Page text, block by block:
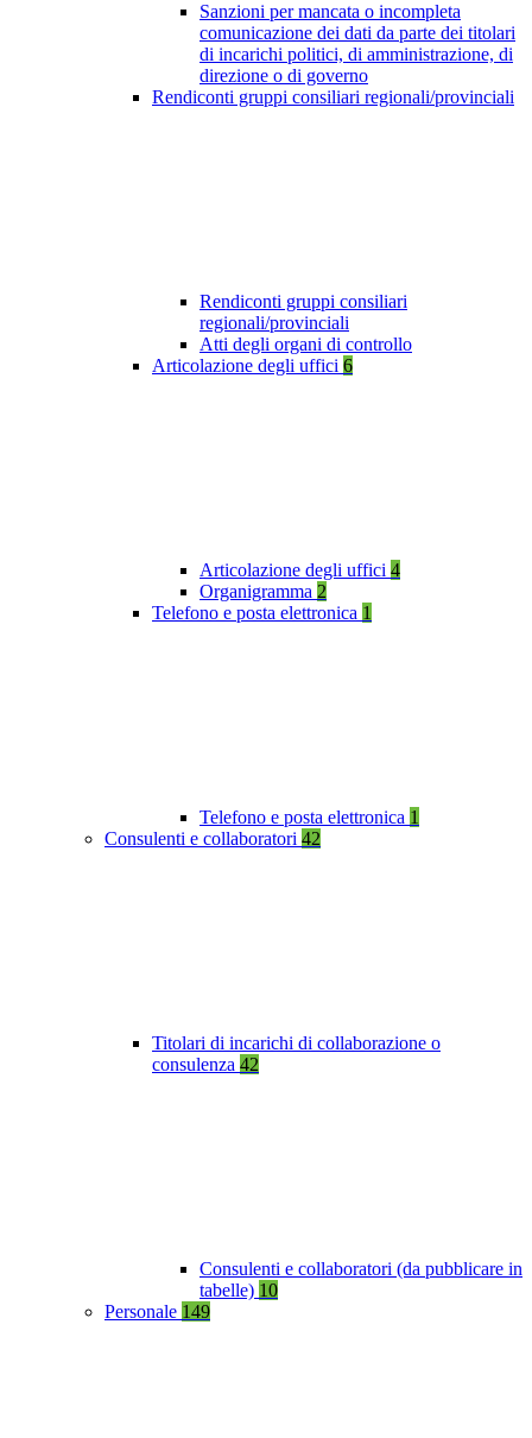
Sanzioni per mancata o incompleta
comunicazione dei dati da parte dei titolari
di incarichi politici, di amministrazione, di
direzione o di governo
Rendiconti gruppi consiliari regionali/provinciali
Rendiconti gruppi consiliari
regionali/provinciali
Atti degli organi di controllo
Articolazione degli uffici 6
Articolazione degli uffici 4
Organigramma 2
Telefono e posta elettronica 1
Telefono e posta elettronica 1
Consulenti e collaboratori 42
Titolari di incarichi di collaborazione o
consulenza 42
Consulenti e collaboratori (da pubblicare in
tabelle) 10
Personale 149